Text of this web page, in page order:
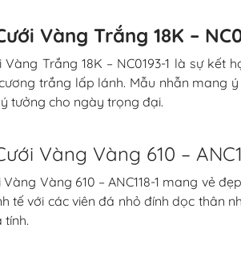
Vàng Trắng 18K –
Vàng Trắng 18K – NC0193-1 là sự
trắng lấp lánh. Mẫu nhẫn mang
tưởng cho ngày trọng đại.
Vàng Vàng 610 –
Vàng Vàng 610 – ANC118-1 mang vẻ
tế với các viên đá nhỏ đính dọc thân
tính.